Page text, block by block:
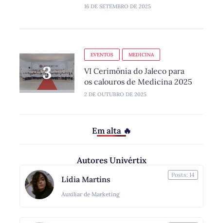
16 DE SETEMBRO DE 2025
EVENTOS MEDICINA
VI Cerimônia do Jaleco para
os calouros de Medicina 2025
2 DE OUTUBRO DE 2025
Em alta 🔥
Autores Univértix
Lídia Martins
Auxiliar de Marketing
Posts: 14